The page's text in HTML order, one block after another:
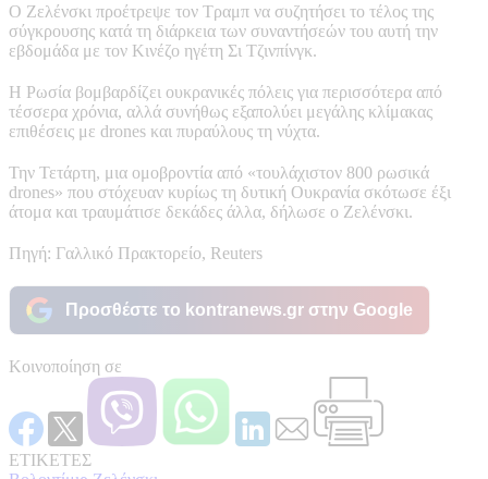
Ο Ζελένσκι προέτρεψε τον Τραμπ να συζητήσει το τέλος της
σύγκρουσης κατά τη διάρκεια των συναντήσεών του αυτή την
εβδομάδα με τον Κινέζο ηγέτη Σι Τζινπίνγκ.
Η Ρωσία βομβαρδίζει ουκρανικές πόλεις για περισσότερα από
τέσσερα χρόνια, αλλά συνήθως εξαπολύει μεγάλης κλίμακας
επιθέσεις με drones και πυραύλους τη νύχτα.
Την Τετάρτη, μια ομοβροντία από «τουλάχιστον 800 ρωσικά
drones» που στόχευαν κυρίως τη δυτική Ουκρανία σκότωσε έξι
άτομα και τραυμάτισε δεκάδες άλλα, δήλωσε ο Ζελένσκι.
Πηγή: Γαλλικό Πρακτορείο, Reuters
Προσθέστε το kontranews.gr στην Google
Κοινοποίηση σε
ΕΤΙΚΕΤΕΣ